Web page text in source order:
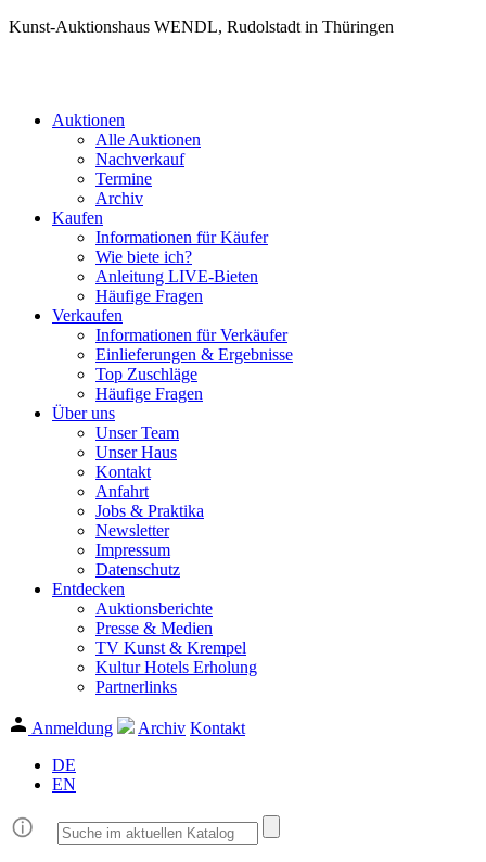
Kunst-Auktionshaus WENDL, Rudolstadt in Thüringen
Auktionen
Alle Auktionen
Nachverkauf
Termine
Archiv
Kaufen
Informationen für Käufer
Wie biete ich?
Anleitung LIVE-Bieten
Häufige Fragen
Verkaufen
Informationen für Verkäufer
Einlieferungen & Ergebnisse
Top Zuschläge
Häufige Fragen
Über uns
Unser Team
Unser Haus
Kontakt
Anfahrt
Jobs & Praktika
Newsletter
Impressum
Datenschutz
Entdecken
Auktionsberichte
Presse & Medien
TV Kunst & Krempel
Kultur Hotels Erholung
Partnerlinks
Anmeldung Archiv Kontakt
DE
EN